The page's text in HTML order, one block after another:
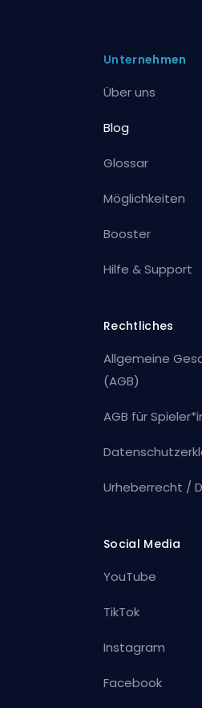
Unternehmen
Über uns
Blog
Glossar
Möglichkeiten
Booster
Hilfe & Support
Rechtliches
Allgemeine
(AGB)
AGB für
Urheberrecht /
Social Media
YouTube
TikTok
Instagram
Facebook